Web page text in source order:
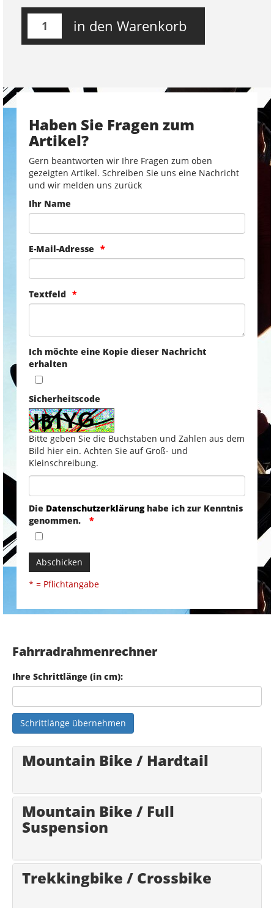
in den Warenkorb
Haben Sie Fragen zum
Artikel?
Gern beantworten wir Ihre Fragen zum oben
gezeigten Artikel. Schreiben Sie uns eine Nachricht
und wir melden uns zurück
Ihr Name
E-Mail-Adresse
Textfeld
Ich möchte eine Kopie dieser Nachricht
erhalten
Sicherheitscode
Bitte geben Sie die Buchstaben und Zahlen aus dem
Bild hier ein. Achten Sie auf Groß- und
Kleinschreibung.
Die Datenschutzerklärunghabe ich zur Kenntnis
genommen.
Abschicken
* = Pflichtangabe
Fahrradrahmenrechner
Ihre Schrittlänge (in cm):
Schrittlänge übernehmen
Mountain Bike / Hardtail
Mountain Bike / Full
Suspension
Trekkingbike / Crossbike